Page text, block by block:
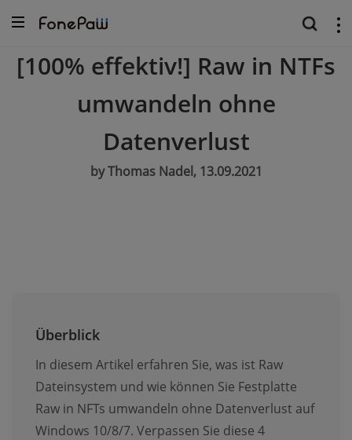
[100% effektiv!] Raw in NTFs
umwandeln ohne
Datenverlust
by Thomas Nadel, 13.09.2021
Überblick
In diesem Artikel erfahren Sie, was ist Raw
Dateinsystem und wie können Sie Festplatte
Raw in NFTs umwandeln ohne Datenverlust auf
Windows 10/8/7. Verpassen Sie diese 4